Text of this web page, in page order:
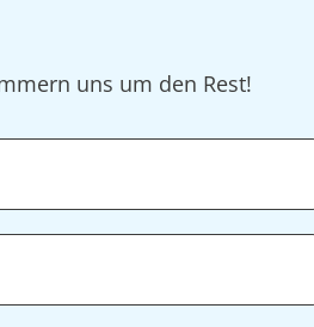
uns um den Rest!